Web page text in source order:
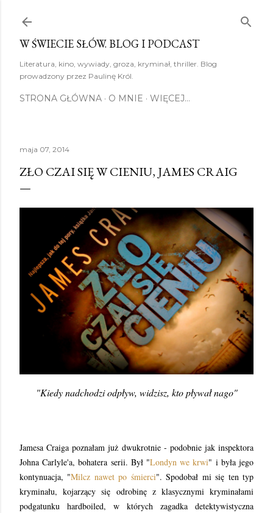
W ŚWIECIE SŁÓW. BLOG I PODCAST
Literatura, kino, wywiady, groza, kryminał, thriller. Blog
prowadzony przez Paulinę Król.
STRONA GŁÓWNA O MNIE WIĘCEJ…
maja 07, 2014
ZŁO CZAI SIĘ W CIENIU, JAMES CRAIG
"Kiedy nadchodzi odpływ, widzisz, kto pływał nago"
Jamesa Craiga poznałam już dwukrotnie - podobnie jak inspektora
Johna Carlyle'a, bohatera serii. Był "Londyn we krwi" i była jego
kontynuacja, "Milcz nawet po śmierci". Spodobał mi się ten typ
kryminału, kojarzący się odrobinę z klasycznymi kryminałami
podgatunku hardboiled, w których zagadka detektywistyczna